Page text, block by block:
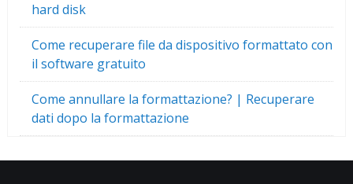
hard disk
Come recuperare file da dispositivo formattato con
il software gratuito
Come annullare la formattazione? | Recuperare
dati dopo la formattazione